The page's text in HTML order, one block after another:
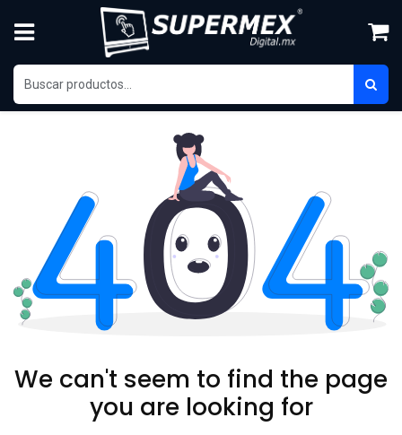
We can't seem to find the page
you are looking for